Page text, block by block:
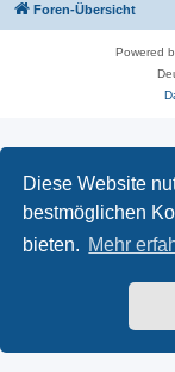
Diese Website
bestmöglichen
bieten. Mehr
Foren-Übersicht
Powered